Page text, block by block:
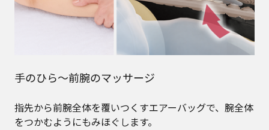
手のひら～前腕のマッサージ
指先から前腕全体を覆いつくすエアーバッグで、腕全体
をつかむようにもみほぐします。